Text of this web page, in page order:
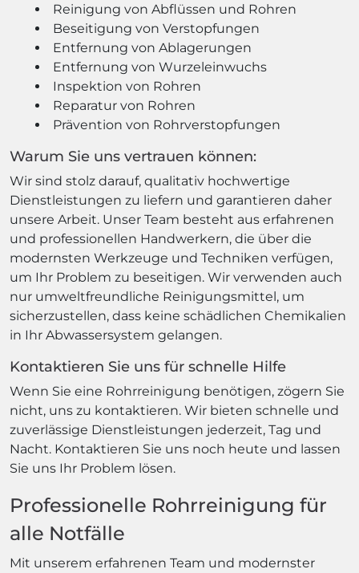
Reinigung von Abflüssen und Rohren
Beseitigung von Verstopfungen
Entfernung von Ablagerungen
Entfernung von Wurzeleinwuchs
Inspektion von Rohren
Reparatur von Rohren
Prävention von Rohrverstopfungen
Warum Sie uns vertrauen können:
Wir sind stolz darauf, qualitativ hochwertige
Dienstleistungen zu liefern und garantieren daher
unsere Arbeit. Unser Team besteht aus erfahrenen
und professionellen Handwerkern, die über die
modernsten Werkzeuge und Techniken verfügen,
um Ihr Problem zu beseitigen. Wir verwenden auch
nur umweltfreundliche Reinigungsmittel, um
sicherzustellen, dass keine schädlichen Chemikalien
in Ihr Abwassersystem gelangen.
Kontaktieren Sie uns für schnelle Hilfe
Wenn Sie eine Rohrreinigung benötigen, zögern Sie
nicht, uns zu kontaktieren. Wir bieten schnelle und
zuverlässige Dienstleistungen jederzeit, Tag und
Nacht. Kontaktieren Sie uns noch heute und lassen
Sie uns Ihr Problem lösen.
Professionelle Rohrreinigung für
alle Notfälle
Mit unserem erfahrenen Team und modernster